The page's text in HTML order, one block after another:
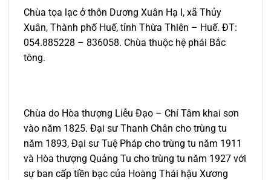
Chùa tọa lạc ở thôn Dương Xuân Hạ I, xã Thủy
Xuân, Thành phố Huế, tỉnh Thừa Thiên – Huế. ĐT:
054.885228 – 836058. Chùa thuộc hệ phái Bắc
tông.
Chùa do Hòa thượng Liễu Đạo – Chí Tâm khai sơn
vào năm 1825. Đại sư Thanh Chân cho trùng tu
năm 1893, Đại sư Tuệ Pháp cho trùng tu năm 1911
và Hòa thượng Quảng Tu cho trùng tu năm 1927 với
sự ban cấp tiền bạc của Hoàng Thái hậu Xương